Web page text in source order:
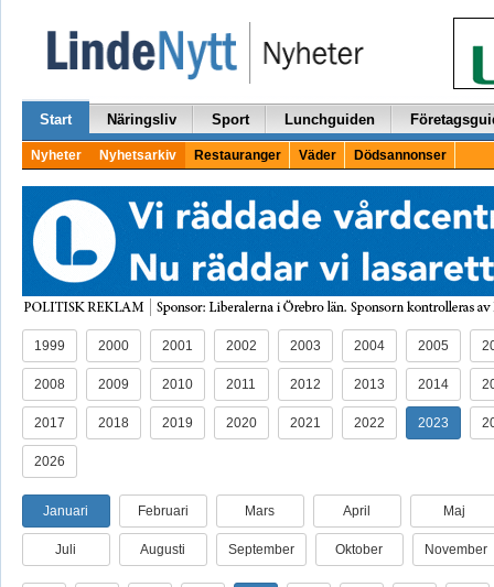
Start Näringsliv Sport Lunchguiden
Nyheter Nyhetsarkiv Restauranger Väder Dödsannonser
1999 2000 2001 2002 2003 2004 2005
2008 2009 2010 2011 2012 2013 2014
2017 2018 2019 2020 2021 2022 2023
2026
Januari Februari Mars April Maj
Juli Augusti September Oktober November